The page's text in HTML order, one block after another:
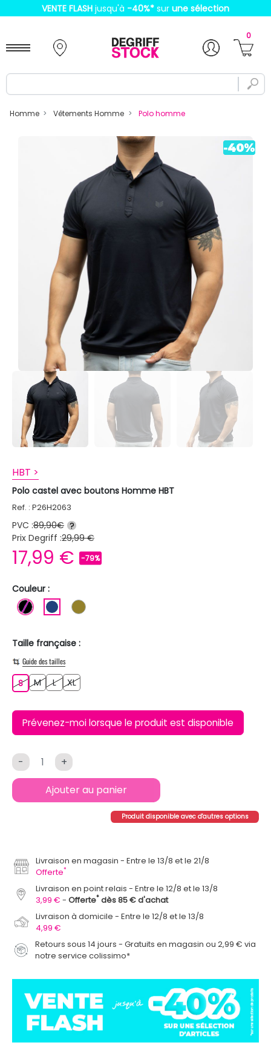
VENTE FLASH jusqu'à -40%* sur une sélection
0
Homme Vêtements Homme Polo homme
HBT >
Polo castel avec boutons Homme HBT
Ref. : P26H2063
PVC :89,90€ ?
Prix Degriff :29,99 €
17,99 € -79%
Couleur :
NOIR BLEU FONCE
KAKI
Taille française :
Guide des tailles
SS MM LL XLXL
Prévenez-moi lorsque le produit est disponible
- +
Ajouter au panier
Produit disponible avec d'autres options
Livraison en magasin
Entre le 13/8 et le 21/8
Offerte*
Livraison en point relais
Entre le 12/8 et le 13/8
3,99 €
Offerte* dès 85 € d'achat
Livraison à domicile
Entre le 12/8 et le 13/8
4,99 €
Retours sous 14 jours - Gratuits en magasin ou 2,99 € via
notre service colissimo*